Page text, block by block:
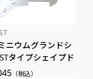
ニウムグランドシ
タイプシェイプド
（税込）